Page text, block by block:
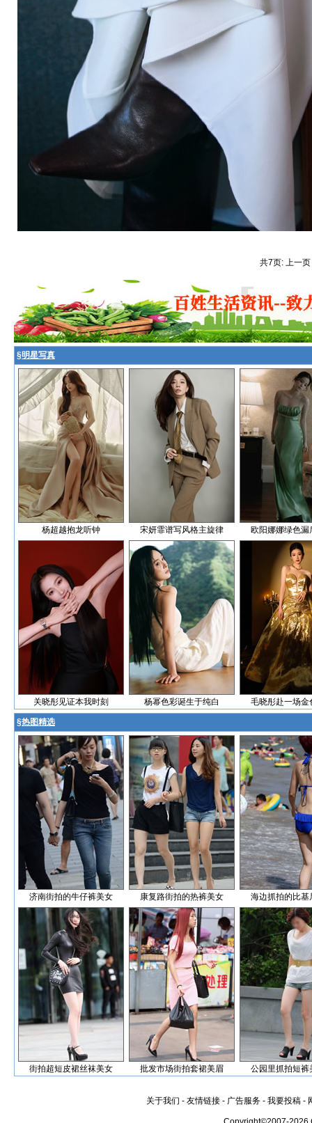
共7页: 上一
§明星写真
杨超越抱龙听钟 宋妍霏谱写风格主旋律 欧阳娜娜绿色漏
关晓彤见证本我时刻 杨幂色彩诞生于纯白 毛晓彤赴一场金
§热图精选
济南街拍的牛仔裤美女 康复路街拍的热裤美女 海边抓拍的比基
街拍超短皮裙丝袜美女 批发市场街拍套裙美眉 公园里抓拍短裤
关于我们 - 友情链接 - 广告服务 - 我要投稿 -